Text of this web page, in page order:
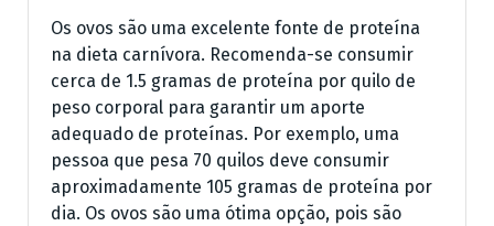
Os ovos são uma excelente fonte de proteína
na dieta carnívora. Recomenda-se consumir
cerca de 1.5 gramas de proteína por quilo de
peso corporal para garantir um aporte
adequado de proteínas. Por exemplo, uma
pessoa que pesa 70 quilos deve consumir
aproximadamente 105 gramas de proteína por
dia. Os ovos são uma ótima opção, pois são